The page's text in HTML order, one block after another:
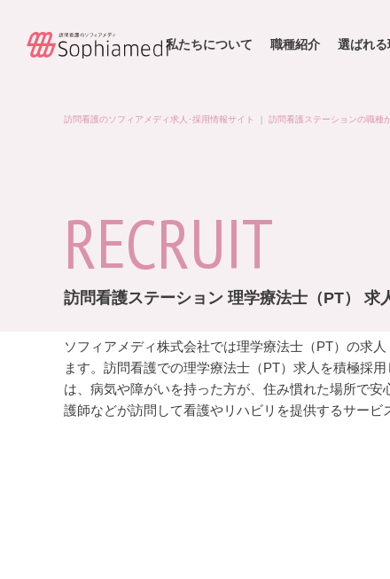
私たちについて 職種紹介 選ばれる
訪問看護のソフィアメディ求人･採用情報サイト 訪問看護ステーションの職種
RECRUIT
訪問看護ステーション 理学療法士（PT） 求
ソフィアメディ株式会社では理学療法士（PT）の求
ます。訪問看護での理学療法士（PT）求人を積極採
は、病気や障がいを持った方が、住み慣れた場所で安
護師などが訪問して看護やリハビリを提供するサービ